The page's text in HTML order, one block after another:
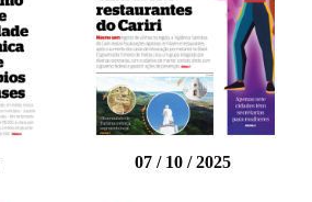
07 / 10 / 2025